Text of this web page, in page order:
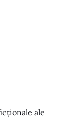
ale